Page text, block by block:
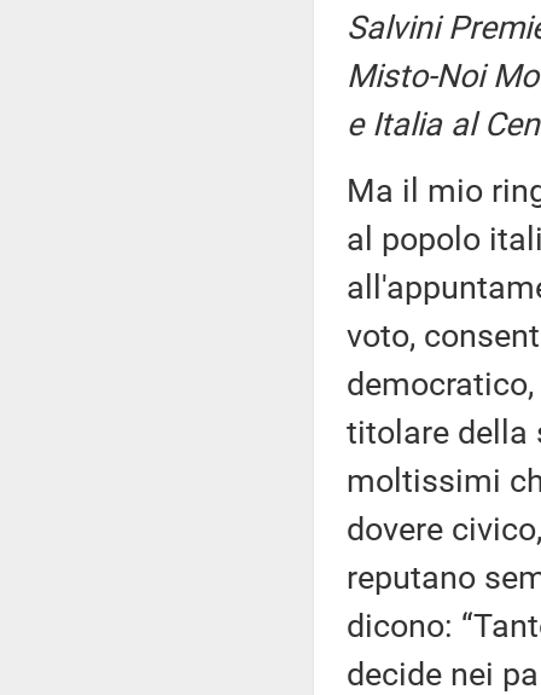
Salvini
Misto-Noi
e Italia al
Ma il mio
al popolo
voto,
titolare della
moltissimi
dovere
reputano
dicono:
decide nei